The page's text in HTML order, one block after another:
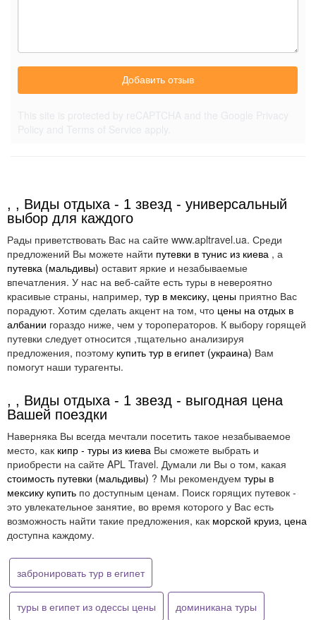
Добавить отзыв
, , Виды отдыха - 1 звезд - универсальный
выбор для каждого
Рады приветствовать Вас на сайте www.apltravel.ua. Среди
предложений Вы можете найти путевки в тунис из киева , а
путевка (мальдивы) оставит яркие и незабываемые
впечатления. У нас на веб-сайте есть туры в невероятно
красивые страны, например, тур в мексику, цены приятно Вас
порадуют. Хотим сделать акцент на том, что цены на отдых в
албании гораздо ниже, чем у тороператоров. К выбору горящей
путевки следует относится ,тщательно анализируя
предложения, поэтому купить тур в египет (украина) Вам
помогут наши турагенты.
, , Виды отдыха - 1 звезд - выгодная цена
Вашей поездки
Наверняка Вы всегда мечтали посетить такое незабываемое
место, как кипр - туры из киева Вы сможете выбрать и
приобрести на сайте APL Travel. Думали ли Вы о том, какая
стоимость путевки (мальдивы) ? Мы рекомендуем туры в
мексику купить по доступным ценам. Поиск горящих путевок -
это увлекательное занятие, во время которого у Вас есть
возможность найти такие предложения, как морской круиз, цена
доступна каждому.
забронировать тур в египет
туры в египет из одессы цены доминикана туры